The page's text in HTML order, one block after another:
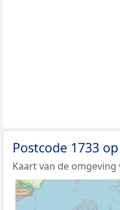
Postcode 1733
Kaart van de